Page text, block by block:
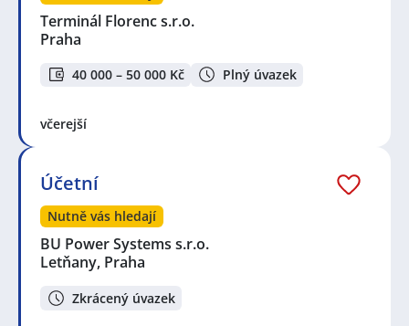
Terminál Florenc s.r.o.
Praha
40 000 – 50 000 Kč Plný úvazek
včerejší
Účetní
Nutně vás hledají
BU Power Systems s.r.o.
Letňany, Praha
Zkrácený úvazek